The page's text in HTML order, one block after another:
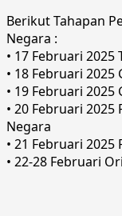
Berikut Tahapan
Negara :
• 17 Februari 2025
• 18 Februari
• 19 Februari
• 20 Februari
Negara
• 21 Februari
• 22-28 Februari